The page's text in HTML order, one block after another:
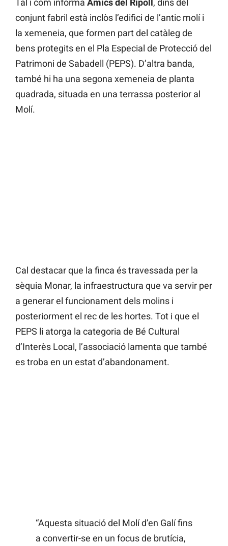
Tal i com informa Amics del Ripoll, dins del
conjunt fabril està inclòs l’edifici de l’antic molí i
la xemeneia, que formen part del catàleg de
bens protegits en el Pla Especial de Protecció del
Patrimoni de Sabadell (PEPS). D’altra banda,
també hi ha una segona xemeneia de planta
quadrada, situada en una terrassa posterior al
Molí.
Cal destacar que la finca és travessada per la
sèquia Monar, la infraestructura que va servir per
a generar el funcionament dels molins i
posteriorment el rec de les hortes. Tot i que el
PEPS li atorga la categoria de Bé Cultural
d’Interès Local, l’associació lamenta que també
es troba en un estat d’abandonament.
“Aquesta situació del Molí d’en Galí fins
a convertir-se en un focus de brutícia,